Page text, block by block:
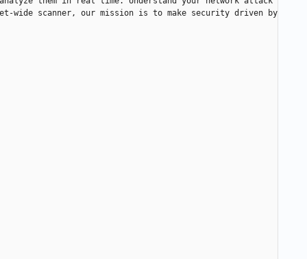
wide scanner, our mission is to make security driven by